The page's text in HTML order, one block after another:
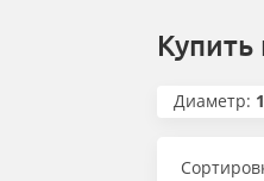
Диаметр: